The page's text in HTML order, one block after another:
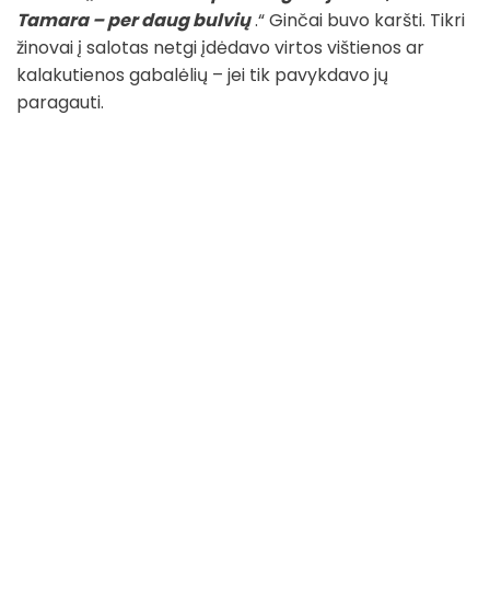
Tamara – per daug bulvių.“ Ginčai buvo karšti. Tikri
žinovai į salotas netgi įdėdavo virtos vištienos ar
kalakutienos gabalėlių – jei tik pavykdavo jų
paragauti.